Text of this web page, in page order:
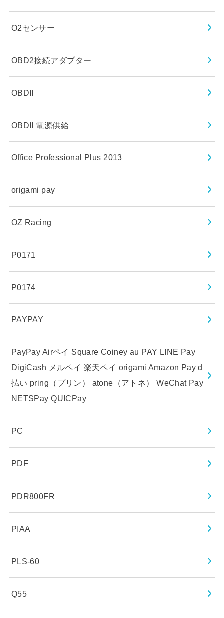
O2センサー
OBD2接続アダプター
OBDII
OBDII 電源供給
Office Professional Plus 2013
origami pay
OZ Racing
P0171
P0174
PAYPAY
PayPay Airペイ Square Coiney au PAY LINE Pay
DigiCash メルペイ 楽天ペイ origami Amazon Pay d
払い pring（プリン） atone（アトネ） WeChat Pay
NETSPay QUICPay
PC
PDF
PDR800FR
PIAA
PLS-60
Q55